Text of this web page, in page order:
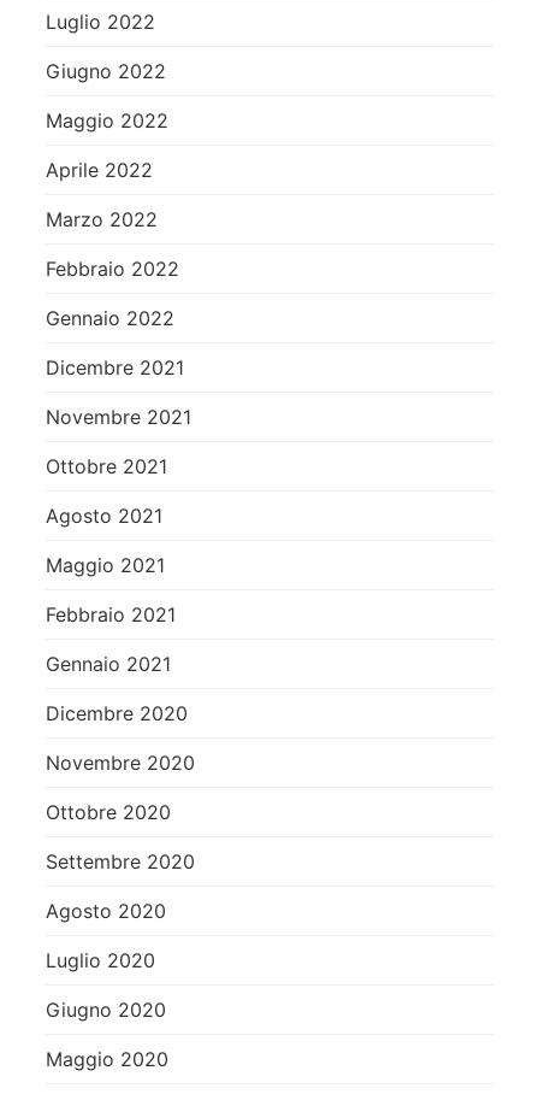
Luglio 2022
Giugno 2022
Maggio 2022
Aprile 2022
Marzo 2022
Febbraio 2022
Gennaio 2022
Dicembre 2021
Novembre 2021
Ottobre 2021
Agosto 2021
Maggio 2021
Febbraio 2021
Gennaio 2021
Dicembre 2020
Novembre 2020
Ottobre 2020
Settembre 2020
Agosto 2020
Luglio 2020
Giugno 2020
Maggio 2020